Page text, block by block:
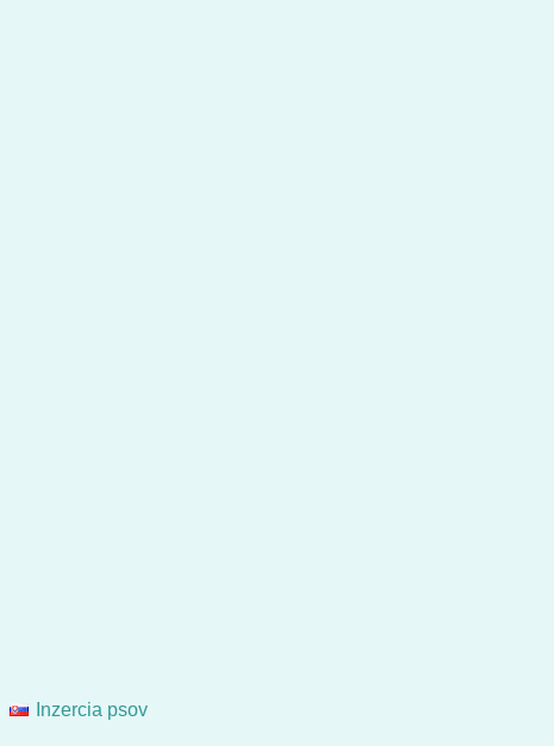
Inzercia psov